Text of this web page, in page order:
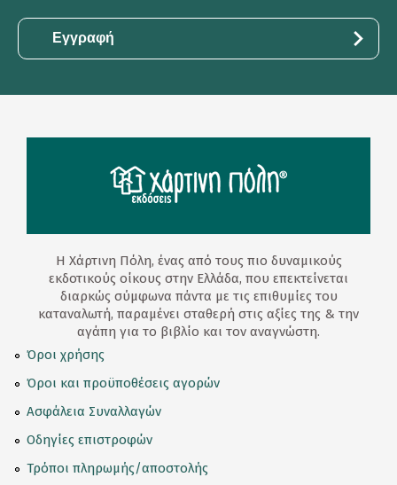
Η Χάρτινη Πόλη, ένας από τους πιο δυναμικούς
εκδοτικούς οίκους στην Ελλάδα, που επεκτείνεται
διαρκώς σύμφωνα πάντα με τις επιθυμίες του
καταναλωτή, παραμένει σταθερή στις αξίες της & την
αγάπη για το βιβλίο και τον αναγνώστη.
Όροι χρήσης
Όροι και προϋποθέσεις αγορών
Ασφάλεια Συναλλαγών
Οδηγίες επιστροφών
Τρόποι πληρωμής/αποστολής